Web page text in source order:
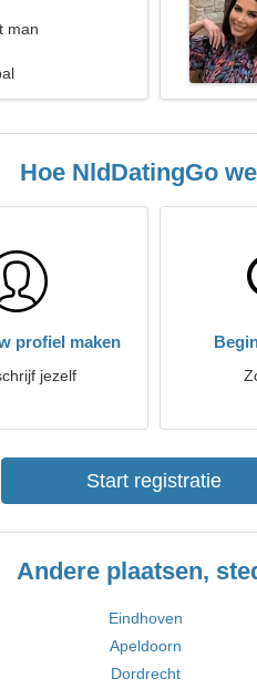
man
Hoe NldDatingGo
profiel maken
jezelf
Start registratie
Andere plaatsen,
Eindhoven
Apeldoorn
Dordrecht